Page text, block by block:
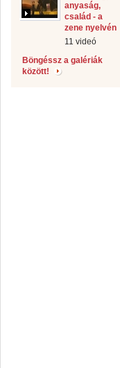
anyaság,
család - a
zene nyelvén
11 videó
Böngéssz a galériák
között!